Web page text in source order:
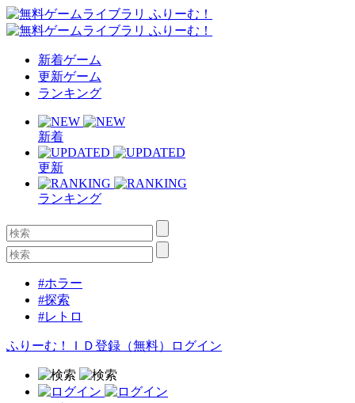
新着ゲーム
更新ゲーム
ランキング
新着
更新
ランキング
#ホラー
#探索
#レトロ
ふりーむ！ＩＤ登録（無料） ログイン